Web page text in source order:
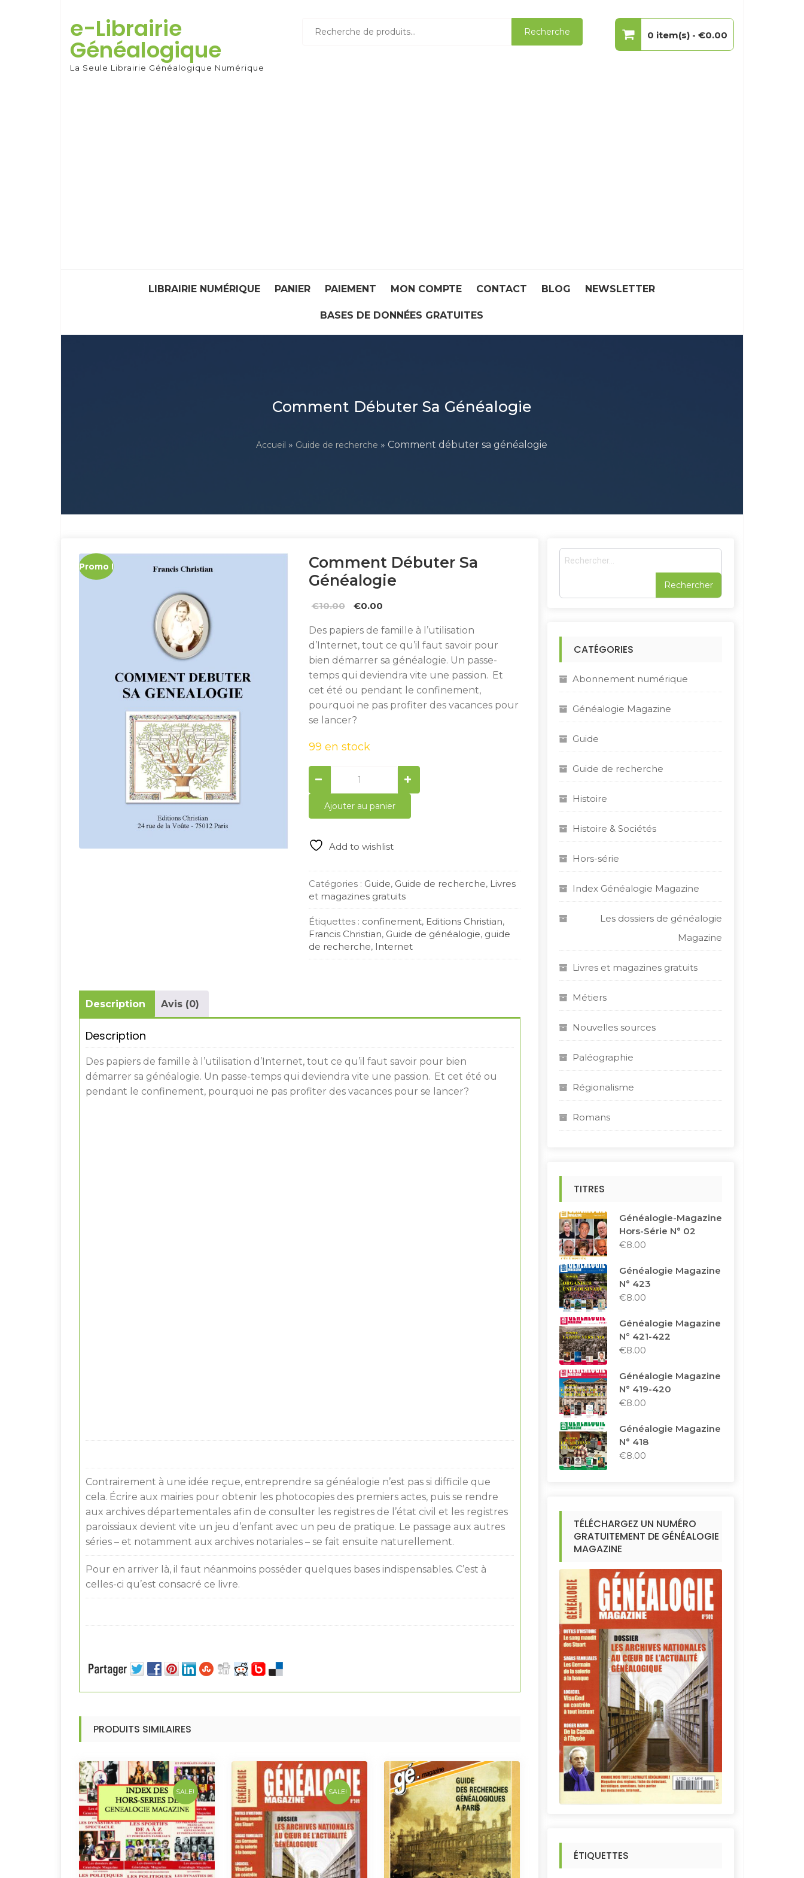
content
e-Librairie
Généalogique
La Seule Librairie Généalogique Numérique
pour :
Recherche 0 item(s) -€0.00
LIBRAIRIE NUMÉRIQUE PANIER PAIEMENT MON COMPTE CONTACT BLOG NEWSLETTER
BASES DE DONNÉES GRATUITES
Comment Débuter Sa Généalogie
Accueil » Guide de recherche » Comment débuter sa généalogie
Promo !
Comment Débuter Sa
Généalogie
€10.00
Le
initial
était :
€10.00.
€0.00
actuel
est :
€0.00.
Des papiers de famille à l’utilisation
d’Internet, tout ce qu’il faut savoir pour
bien démarrer sa généalogie. Un passe-
temps qui deviendra vite une passion. Et
cet été ou pendant le confinement,
pourquoi ne pas profiter des vacances pour
se lancer?
99 en stock
Comment
débuter
sa
généalogie
quantity
Ajouter au panier
Add to wishlist
Catégories : Guide, Guide de recherche, Livres
et magazines gratuits
Étiquettes : confinement, Editions Christian,
Francis Christian, Guide de généalogie, guide
de recherche, Internet
Description Avis (0)
Description
Des papiers de famille à l’utilisation d’Internet, tout ce qu’il faut savoir pour bien
démarrer sa généalogie. Un passe-temps qui deviendra vite une passion. Et cet été ou
pendant le confinement, pourquoi ne pas profiter des vacances pour se lancer?
Contrairement à une idée reçue, entreprendre sa généalogie n’est pas si difficile que
cela. Écrire aux mairies pour obtenir les photocopies des premiers actes, puis se rendre
aux archives départementales afin de consulter les registres de l’état civil et les registres
paroissiaux devient vite un jeu d’enfant avec un peu de pratique. Le passage aux autres
séries – et notamment aux archives notariales – se fait ensuite naturellement.
Pour en arriver là, il faut néanmoins posséder quelques bases indispensables. C’est à
celles-ci qu’est consacré ce livre.
PRODUITS SIMILAIRES
SALE! SALE!
R
e
:
CATÉGORIES
Abonnement numérique
Généalogie Magazine
Guide
Guide de recherche
Histoire
Histoire & Sociétés
Hors-série
Index Généalogie Magazine
Les dossiers de généalogie
Magazine
Livres et magazines gratuits
Métiers
Nouvelles sources
Paléographie
Régionalisme
Romans
TITRES
Généalogie-Magazine
Hors-Série N° 02
€8.00
Généalogie Magazine
N° 423
€8.00
Généalogie Magazine
N° 421-422
€8.00
Généalogie Magazine
N° 419-420
€8.00
Généalogie Magazine
N° 418
€8.00
TÉLÉCHARGEZ UN NUMÉRO
GRATUITEMENT DE GÉNÉALOGIE
MAGAZINE
ÉTIQUETTES